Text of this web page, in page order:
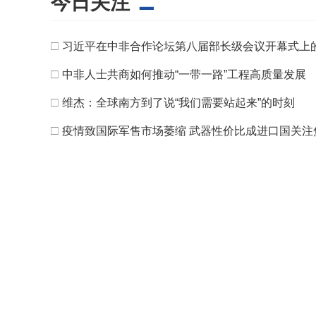
□ 习近平在中非合作论坛第八届部长级会议开幕式上
□ 中非人士共商如何推动“一带一路”工程高质量发展
□ 维杰：全球南方到了说“我们需要站起来”的时刻
□ 疫情致国际军售市场萎缩 武器性价比成进口国关注